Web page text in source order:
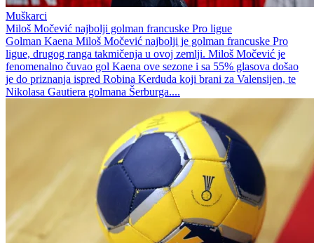
Muškarci
Miloš Močević najbolji golman francuske Pro ligue
Golman Kaena Miloš Močević najbolji je golman francuske Pro
ligue, drugog ranga takmičenja u ovoj zemlji. Miloš Močević je
fenomenalno čuvao gol Kaena ove sezone i sa 55% glasova došao
je do priznanja ispred Robina Kerduda koji brani za Valensijen, te
Nikolasa Gautiera golmana Šerburga....